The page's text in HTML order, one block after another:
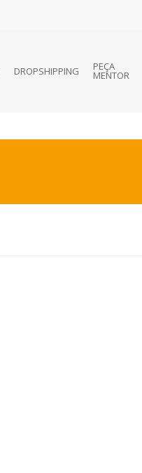
DROPSHIPPING PEÇA
MENTOR